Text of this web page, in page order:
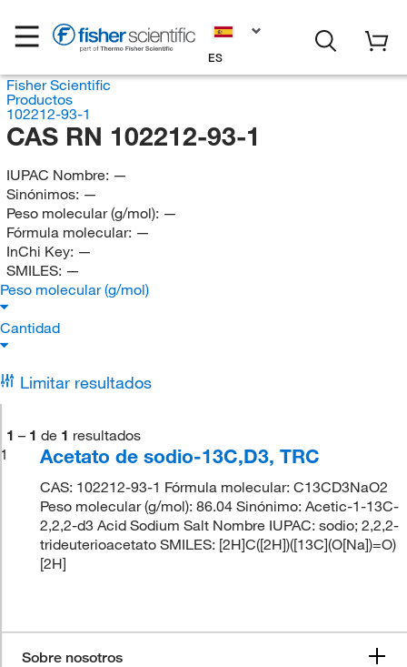
ES
Fisher Scientific
Productos
102212-93-1
CAS RN 102212-93-1
IUPAC Nombre: —
Sinónimos: —
Peso molecular (g/mol): —
Fórmula molecular: —
InChi Key: —
SMILES: —
Peso molecular (g/mol)
Cantidad
Limitar resultados
1 – 1 de 1 resultados
1
Acetato de sodio-13C,D3, TRC
CAS: 102212-93-1 Fórmula molecular: C13CD3NaO2
Peso molecular (g/mol): 86.04 Sinónimo: Acetic-1-13C-
2,2,2-d3 Acid Sodium Salt Nombre IUPAC: sodio; 2,2,2-
trideuterioacetato SMILES: [2H]C([2H])([13C](O[Na])=O)
[2H]
Sobre nosotros